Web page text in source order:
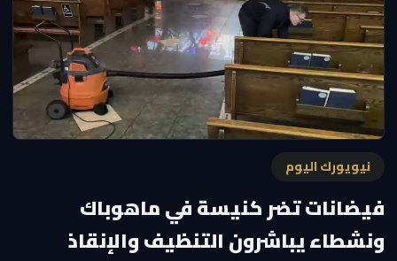
نيويورك اليوم
فيضانات تضر كنيسة في ماهوباك
ونشطاء يباشرون التنظيف والإنقاذ